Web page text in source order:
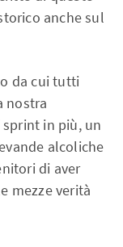
anche sul
da cui tutti
nostra
in più, un
alcoliche
di aver
mezze verità